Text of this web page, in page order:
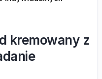
kremowany z